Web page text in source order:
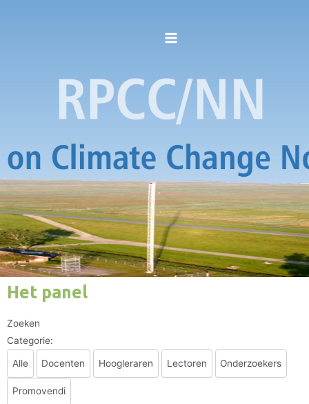
Het panel
Zoeken
Categorie:
Alle Docenten Hoogleraren Lectoren Onderzoekers
Promovendi